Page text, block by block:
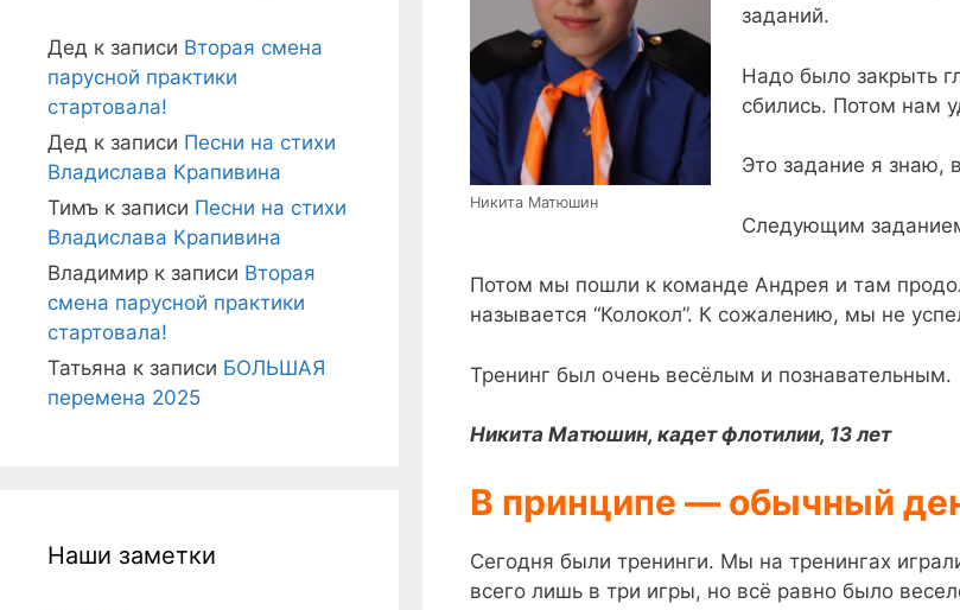
Никита Матюшин
заданий.
Надо было закрыть
сбились. Потом нам
Это задание я знаю,
Следующим
Потом мы пошли к команде Андрея и там
называется “Колокол”. К сожалению, мы не
Тренинг был очень весёлым и познавательным.
Никита Матюшин, кадет флотилии, 13 лет
В принципе — обычный
Сегодня были тренинги. Мы на тренингах
всего лишь в три игры, но всё равно было
Дед к записи Вторая смена
парусной практики
стартовала!
Дед к записи Песни на стихи
Владислава Крапивина
Тимъ к записи Песни на стихи
Владислава Крапивина
Владимир к записи Вторая
смена парусной практики
стартовала!
Татьяна к записи БОЛЬШАЯ
перемена 2025
Наши заметки